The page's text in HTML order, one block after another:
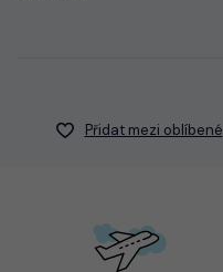
Přidat mezi oblíbené